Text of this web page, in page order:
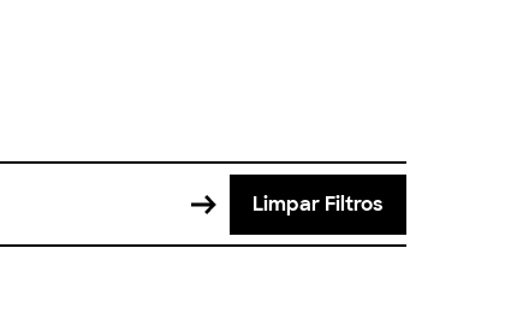
Limpar Filtros